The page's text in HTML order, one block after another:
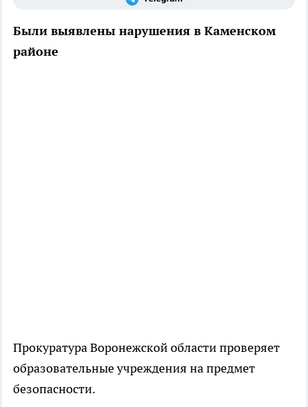
Были выявлены нарушения в Каменском
районе
Прокуратура Воронежской области проверяет
образовательные учреждения на предмет
безопасности.